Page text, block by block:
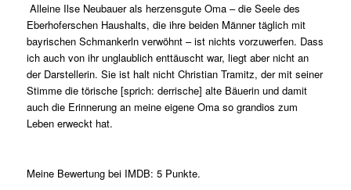
Alleine Ilse Neubauer als herzensgute Oma – die Seele des
Eberhoferschen Haushalts, die ihre beiden Männer täglich mit
bayrischen Schmankerln verwöhnt – ist nichts vorzuwerfen. Dass
ich auch von ihr unglaublich enttäuscht war, liegt aber nicht an
der Darstellerin. Sie ist halt nicht Christian Tramitz, der mit seiner
Stimme die törische [sprich: derrische] alte Bäuerin und damit
auch die Erinnerung an meine eigene Oma so grandios zum
Leben erweckt hat.
Meine Bewertung bei IMDB: 5 Punkte.